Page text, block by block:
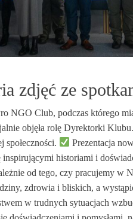
zdjęć ze
NGO Club, podczas którego
objęła rolę Dyrektorki
Prezentacja
historiami i
od tego, czy pracujemy w
zdrowia i bliskich, a
w trudnych sytuacjach